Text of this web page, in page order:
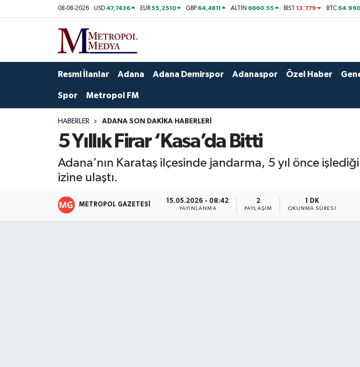
08-08-2026 USD 47,7436 EUR55,2510 GBP 64,4811 ALTIN 6660.55 BİST13.779 BTC
Resmi İlanlar Adana Adana Demirspor Adanaspor Özel Haber
Spor Metropol FM
HABERLER ADANA SON DAKIKA HABERLERI
5 Yıllık Firar ‘Kasa’da Bitti
Adana’nın Karataş ilçesinde jandarma, 5 yıl önce
izine ulaştı.
METROPOL GAZETESI 15.05.2026 - 08:42
YAYINLANMA
2
PAYLAŞIM
1 DK
OKUNMA SÜRESI
Ekonomi
Özel Haberler
Yerel Yönetim
Yazarlar
Foto Galeri
Seyhan Nöbetçi Eczaneler
Seyhan Hava Durumu
Tüm Manşetler
Son Dakika Haberleri